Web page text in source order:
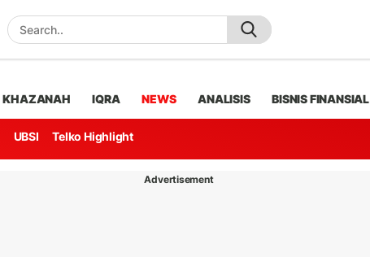
KHAZANAH IQRA NEWS ANALISIS BISNIS FINANSIAL
UBSI Telko Highlight
Advertisement